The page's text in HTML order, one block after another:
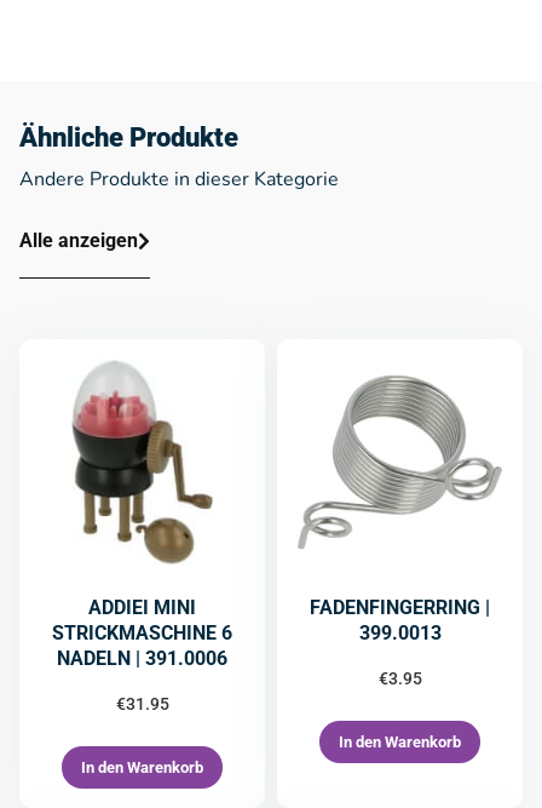
Ähnliche Produkte
Andere Produkte in dieser Kategorie
Alle anzeigen
ADDIEI MINI
STRICKMASCHINE 6
NADELN | 391.0006
€31.95
In den Warenkorb
FADENFINGERRING |
399.0013
€3.95
In den Warenkorb